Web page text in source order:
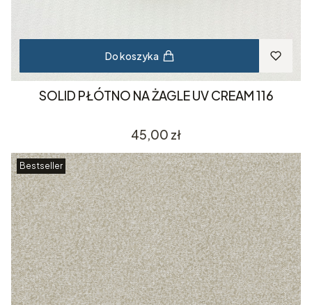
Do koszyka
SOLID PŁÓTNO NA ŻAGLE UV CREAM 116
Cena
45,00 zł
Bestseller